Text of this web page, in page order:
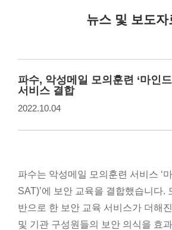
뉴스 및 보도자
파수, 악성메일 모의훈련 ‘마인
서비스 결합
2022.10.04
파수는 악성메일 모의훈련 서비스 ‘
SAT)’에 보안 교육을 결합했습니다.
반으로 한 보안 교육 서비스가 더해
및 기관 구성원들의 보안 의식을 효